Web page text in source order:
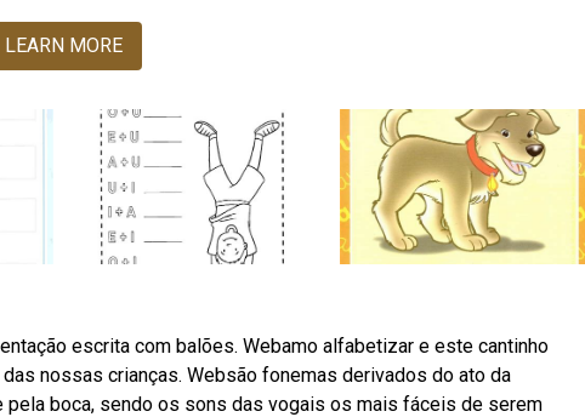
LEARN MORE
escrita com balões. Webamo alfabetizar e este cantinho
nossas crianças. Websão fonemas derivados do ato da
boca, sendo os sons das vogais os mais fáceis de serem